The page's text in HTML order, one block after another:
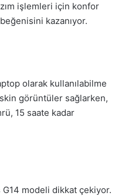
işlemleri için konfor
kazanıyor.
olarak kullanılabilme
görüntüler sağlarken,
15 saate kadar
G14 modeli dikkat çekiyor.